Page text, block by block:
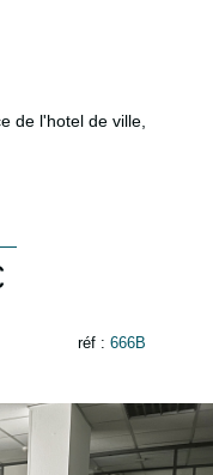
de l'hotel de ville,
réf : 666B